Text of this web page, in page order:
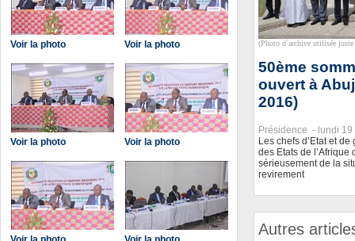
Voir la photo Voir la photo
Voir la photo Voir la photo
(Photo d`archive utilisée
50ème
ouvert à
2016)
Présidence - lundi
Les chefs d’Etat et
des Etats de l’Afrique
sérieusement de la
revirement
Autres